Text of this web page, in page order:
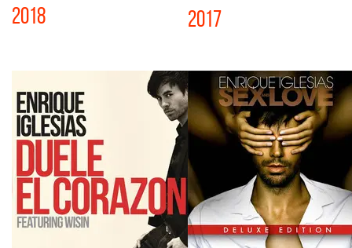
2018 2017